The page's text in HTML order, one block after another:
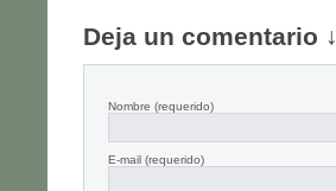
Deja un comentario ↓
Nombre (requerido)
E-mail (requerido)